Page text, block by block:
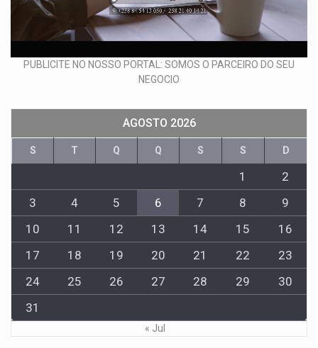
PUBLICITE NO NOSSO PORTAL: SOMOS O PARCEIRO DO SEU
NEGOCIO
AGOSTO 2026
S T Q Q S S D
1
2
3
4 5 6 7 8
9
10
11 12 13 14 15
16
17
18 19 20 21 22
23
24
25 26 27 28 29
30
31
« Jul